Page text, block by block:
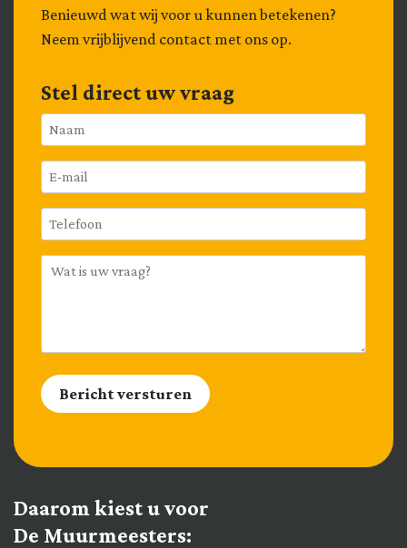
Benieuwd wat wij voor u kunnen betekenen?
Neem vrijblijvend contact met ons op.
Stel direct uw vraag
Bericht versturen
Daarom kiest u voor
De Muurmeesters: